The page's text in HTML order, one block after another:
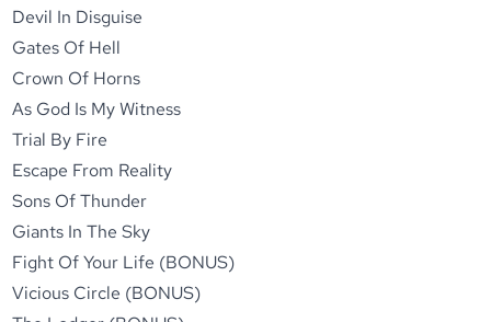
Devil In Disguise
Gates Of Hell
Crown Of Horns
As God Is My Witness
Trial By Fire
Escape From Reality
Sons Of Thunder
Giants In The Sky
Fight Of Your Life (BONUS)
Vicious Circle (BONUS)